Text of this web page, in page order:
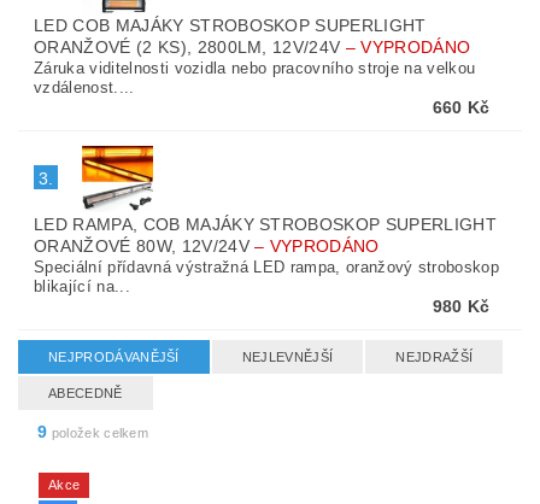
LED COB MAJÁKY STROBOSKOP SUPERLIGHT
ORANŽOVÉ (2 KS), 2800LM, 12V/24V –VYPRODÁNO
Záruka viditelnosti vozidla nebo pracovního stroje na velkou
vzdálenost....
660 Kč
3.
LED RAMPA, COB MAJÁKY STROBOSKOP SUPERLIGHT
ORANŽOVÉ 80W, 12V/24V– VYPRODÁNO
Speciální přídavná výstražná LED rampa, oranžový stroboskop
blikající na...
980 Kč
NEJPRODÁVANĚJŠÍ NEJLEVNĚJŠÍ NEJDRAŽŠÍ
ABECEDNĚ
9 položek celkem
Akce